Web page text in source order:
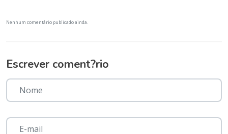
Nenhum comentário publicado ainda.
Escrever coment?rio